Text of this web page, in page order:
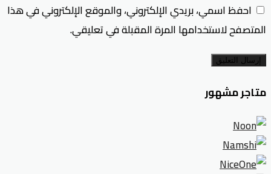
احفظ اسمي، بريدي الإلكتروني، والموقع الإلكتروني في هذا
المتصفح لاستخدامها المرة المقبلة في تعليقي.
إرسال التعليق
متاجر مشهور